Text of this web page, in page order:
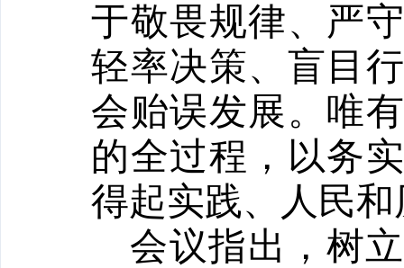
于敬畏规律、严
轻率决策、盲目
会贻误发展。唯
的全过程，以务
得起实践、人民
会议指出，树